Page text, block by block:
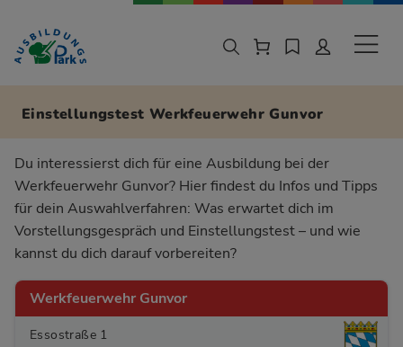
Zur Navigation springen
Zu den Hauptinhalten springen
Einstellungstest Werkfeuerwehr Gunvor
Du interessierst dich für eine Ausbildung bei der
Werkfeuerwehr Gunvor? Hier findest du Infos und Tipps
für dein Auswahlverfahren: Was erwartet dich im
Vorstellungsgespräch und Einstellungstest – und wie
kannst du dich darauf vorbereiten?
Werkfeuerwehr Gunvor
Essostraße 1